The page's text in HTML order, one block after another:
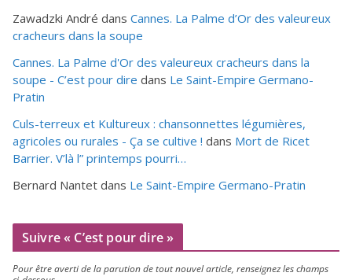
Zawadzki André dans Cannes. La Palme d’Or des valeureux
cracheurs dans la soupe
Cannes. La Palme d'Or des valeureux cracheurs dans la
soupe - C’est pour dire dans Le Saint-Empire Germano-
Pratin
Culs-terreux et Kultureux : chansonnettes légumières,
agricoles ou rurales - Ça se cultive ! dans Mort de Ricet
Barrier. V’là l” printemps pourri…
Bernard Nantet dans Le Saint-Empire Germano-Pratin
Suivre « C’est pour dire »
Pour être aver­ti de la paru­tion de tout nou­vel article, ren­sei­gnez les champs